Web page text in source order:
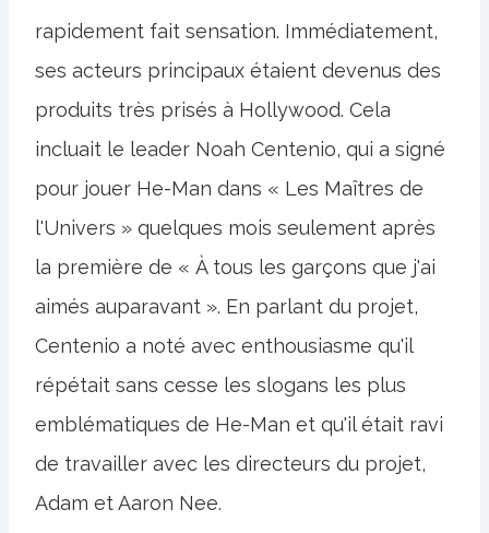
rapidement fait sensation. Immédiatement,
ses acteurs principaux étaient devenus des
produits très prisés à Hollywood. Cela
incluait le leader Noah Centenio, qui a signé
pour jouer He-Man dans « Les Maîtres de
l'Univers » quelques mois seulement après
la première de « À tous les garçons que j'ai
aimés auparavant ». En parlant du projet,
Centenio a noté avec enthousiasme qu'il
répétait sans cesse les slogans les plus
emblématiques de He-Man et qu'il était ravi
de travailler avec les directeurs du projet,
Adam et Aaron Nee.